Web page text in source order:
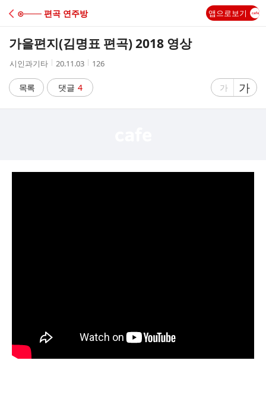
C
A
⊙─── 편곡 연주방  앱으로보기
가을편지(김명표 편곡) 2018 영상
작
자
시인과기타
작
시
간
20.11.03
조
수
126
목록 댓글 4
글
게
가
글
자
게
가